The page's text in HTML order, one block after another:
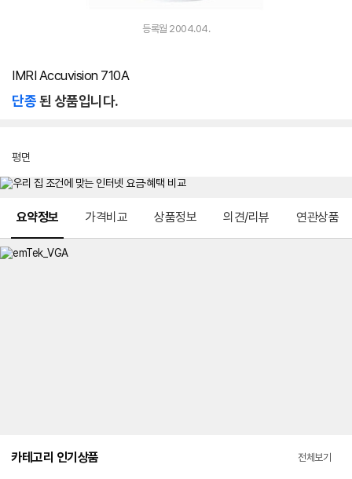
등록월 2004.04.
IMRI Accuvision 710A
단종된 상품입니다.
평면
요약정보 가격비교 상품정보 의견/리뷰 연관상품
카테고리 인기상품 전체보기